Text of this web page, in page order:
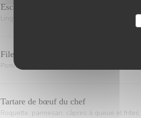
Escalope de poulet pané
Linguine, sauce tomate, pistou & tomate
Filet de boeuf grillé sauce au poivre
Pommes grenailles sautées & haricots verts
Tartare de bœuf du chef
Roquette, parmesan, câpres à queue et frites